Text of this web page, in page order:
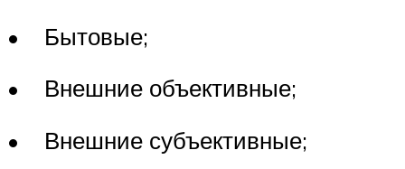
• Бытовые;
• Внешние объективные;
• Внешние субъективные;